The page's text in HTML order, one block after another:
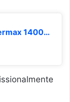
Liquidificador Arno Powermax 1400W LN65 Preto, com 6 Lâminas Powelix Pro, 3,1L de Capacidade, Tecnologia Comfort Control e Design Arno, 220V